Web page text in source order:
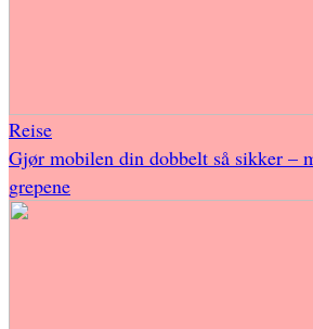
Reise
Gjør mobilen din dobbelt så sikker –
grepene